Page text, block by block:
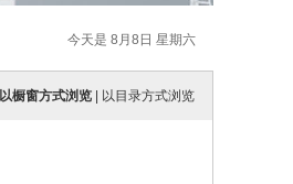
今天是 8月8日 星期六
以橱窗方式浏览 以目录方式浏览